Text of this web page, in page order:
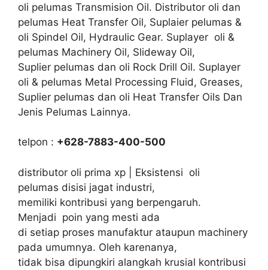
oli pelumas Transmision Oil. Distributor oli dan
pelumas Heat Transfer Oil, Suplaier pelumas &
oli Spindel Oil, Hydraulic Gear. Suplayer oli &
pelumas Machinery Oil, Slideway Oil,
Suplier pelumas dan oli Rock Drill Oil. Suplayer
oli & pelumas Metal Processing Fluid, Greases,
Suplier pelumas dan oli Heat Transfer Oils Dan
Jenis Pelumas Lainnya.
telpon : +628-7883-400-500
distributor oli prima xp | Eksistensi oli
pelumas disisi jagat industri,
memiliki kontribusi yang berpengaruh.
Menjadi poin yang mesti ada
di setiap proses manufaktur ataupun machinery
pada umumnya. Oleh karenanya,
tidak bisa dipungkiri alangkah krusial kontribusi